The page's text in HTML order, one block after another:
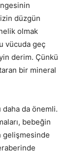
düzgün
olmak
vücuda geç
derim. Çünkü
bir mineral
da önemli.
bebeğin
gelişmesinde